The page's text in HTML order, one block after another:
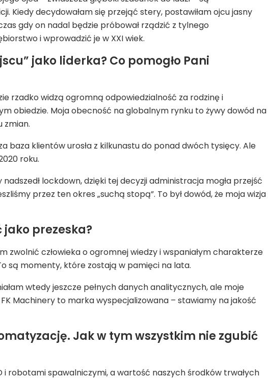
Kiedy decydowałam się przejąć stery, postawiłam ojcu jasny
gdy on nadal będzie próbował rządzić z tylnego
i wprowadzić je w XXI wiek.
jako liderka? Co pomogło Pani
rzadko widzą ogromną odpowiedzialność za rodzinę i
obiedzie. Moja obecność na globalnym rynku to żywy dowód na
zmian.
baza klientów urosła z kilkunastu do ponad dwóch tysięcy. Ale
roku.
lockdown, dzięki tej decyzji administracja mogła przejść
przez ten okres „suchą stopą”. To był dowód, że moja wizja
prezeska?
zwolnić człowieka o ogromnej wiedzy i wspaniałym charakterze
są momenty, które zostają w pamięci na lata.
wtedy jeszcze pełnych danych analitycznych, ale moje
Machinery to marka wyspecjalizowana – stawiamy na jakość
Jak w tym wszystkim nie zgubić
robotami spawalniczymi, a wartość naszych środków trwałych